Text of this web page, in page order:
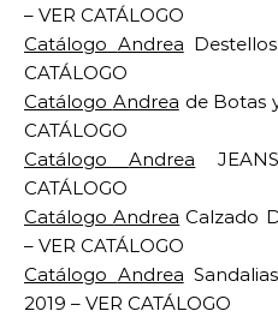
– VER CATÁLOGO
Catálogo Andrea
CATÁLOGO
Catálogo Andrea de Botas
CATÁLOGO
CatálogoAndrea
CATÁLOGO
CatálogoAndrea Calzado
– VER CATÁLOGO
Catálogo Andrea
2019 – VER CATÁLOGO